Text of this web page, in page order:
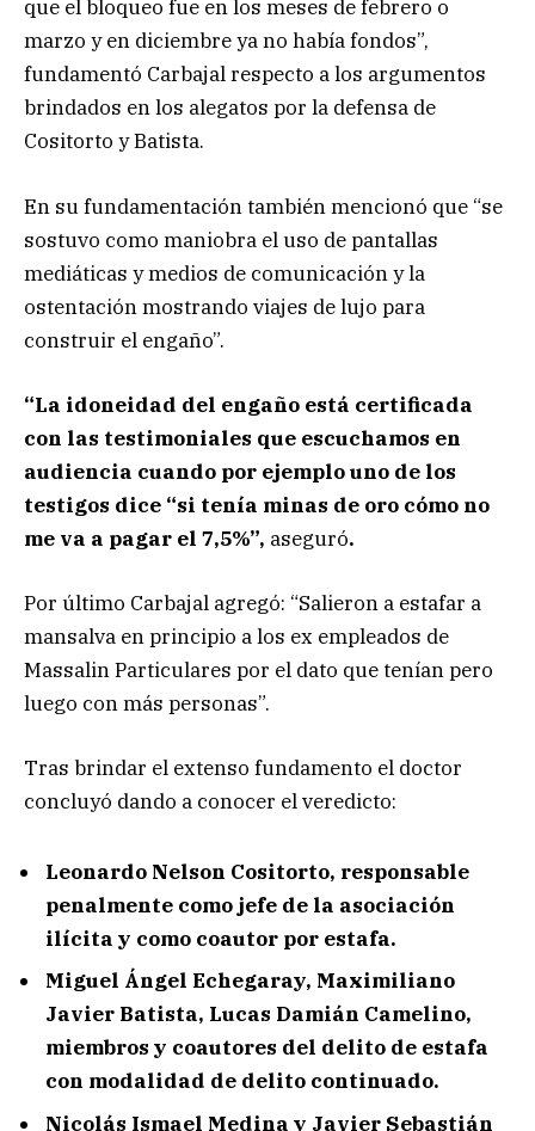
que el bloqueo fue en los meses de febrero o
marzo y en diciembre ya no había fondos”,
fundamentó Carbajal respecto a los argumentos
brindados en los alegatos por la defensa de
Cositorto y Batista.
En su fundamentación también mencionó que “se
sostuvo como maniobra el uso de pantallas
mediáticas y medios de comunicación y la
ostentación mostrando viajes de lujo para
construir el engaño”.
“La idoneidad del engaño está certificada
con las testimoniales que escuchamos en
audiencia cuando por ejemplo uno de los
testigos dice “si tenía minas de oro cómo no
me va a pagar el 7,5%”, aseguró.
Por último Carbajal agregó: “Salieron a estafar a
mansalva en principio a los ex empleados de
Massalin Particulares por el dato que tenían pero
luego con más personas”.
Tras brindar el extenso fundamento el doctor
concluyó dando a conocer el veredicto:
Leonardo Nelson Cositorto, responsable
penalmente como jefe de la asociación
ilícita y como coautor por estafa.
Miguel Ángel Echegaray, Maximiliano
Javier Batista, Lucas Damián Camelino,
miembros y coautores del delito de estafa
con modalidad de delito continuado.
Nicolás Ismael Medina y Javier Sebastián